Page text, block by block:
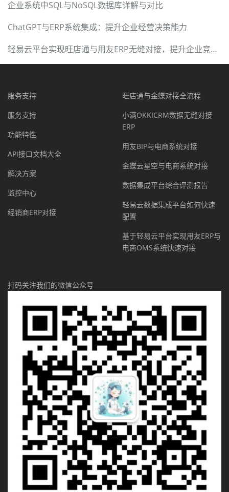
企业系统中SQL与NoSQL数据库详解与对比
ChatGPT与ERP系统集成：提升企业经营决策能力
轻易云平台实现旺店通与用友ERP无缝对接，提升企业竞争力
服务支持
服务支持
功能特性
API接口文档大全
解决方案
监控中心
经销商ERP对接
旺店通与金蝶对接全流程
小满OKKICRM数据无缝对接
ERP
用友BIP与电商系统对接
金蝶云星空与电商系统对接
数据集成平台综合评测报告
轻易云数据集成平台如何快速
配置
基于轻易云平台实现用友ERP与
电商OMS系统快速对接
扫码关注我们的微信公众号